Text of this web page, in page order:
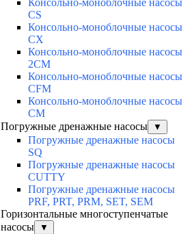
Консольно-моноблочные насосы
CS
Консольно-моноблочные насосы
CX
Консольно-моноблочные насосы
2CM
Консольно-моноблочные насосы
CFM
Консольно-моноблочные насосы
CM
Погружные дренажные насосы
▼
Погружные дренажные насосы
SQ
Погружные дренажные насосы
CUTTY
Погружные дренажные насосы
PRF, PRT, PRM, SET, SEM
Горизонтальные многоступенчатые
насосы
▼